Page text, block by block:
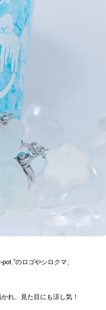
のロゴやシロクマ、
れ、見た目にも涼し気！